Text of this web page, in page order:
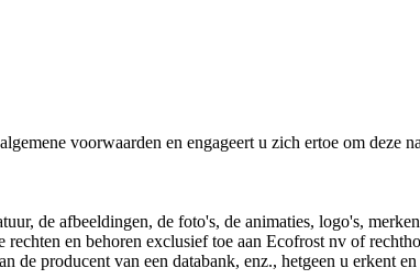
voorwaarden en engageert u zich ertoe om deze
de afbeeldingen, de foto's, de animaties, logo's,
en behoren exclusief toe aan Ecofrost nv of
producent van een databank, enz., hetgeen u erkent